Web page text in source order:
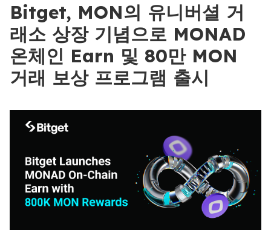
Bitget, MON의 유니버셜 거
래소 상장 기념으로 MONAD
온체인 Earn 및 80만 MON
거래 보상 프로그램 출시